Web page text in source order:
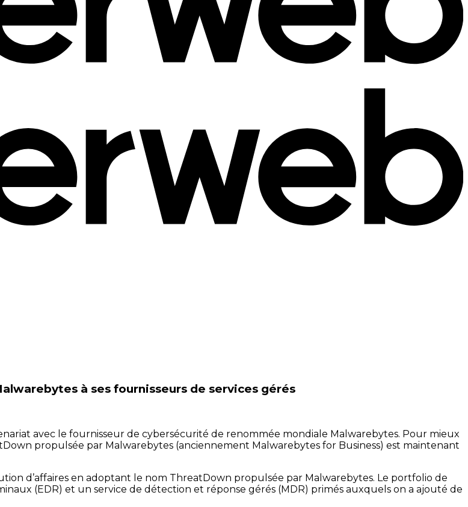
à ses fournisseurs de services gérés
avec le fournisseur de cybersécurité de renommée mondiale Malwarebytes. Pour mieux
propulsée par Malwarebytes (anciennement Malwarebytes for Business) est maintenant
d’affaires en adoptant le nom ThreatDown propulsée par Malwarebytes. Le portfolio de
(EDR) et un service de détection et réponse gérés (MDR) primés auxquels on a ajouté de